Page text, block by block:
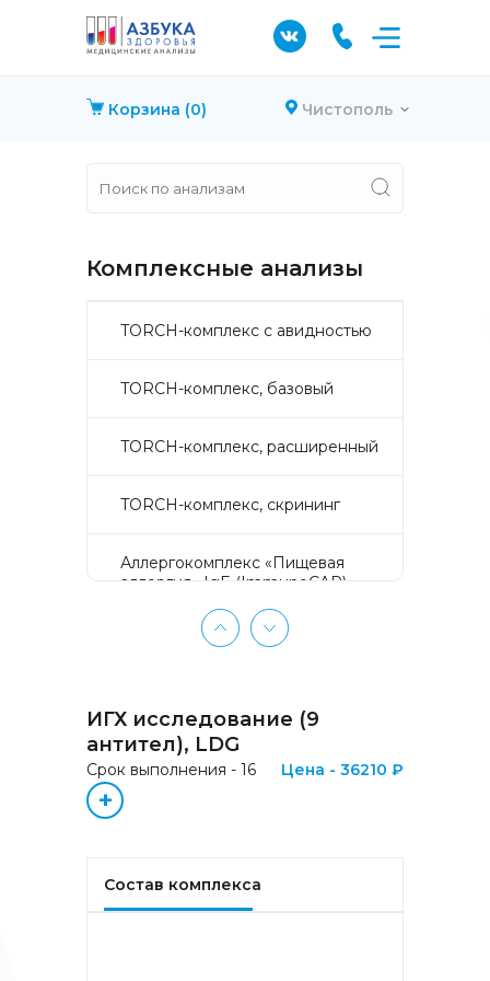
Корзина (0) Чистополь
Комплексные анализы
TORCH-комплекс с авидностью
TORCH-комплекс, базовый
TORCH-комплекс, расширенный
TORCH-комплекс, скрининг
Аллергокомплекс «Пищевая
аллергия» IgE (ImmunoCAP)
Треска f3, Пшеница f4, Арахис
f13, Соя f14, Фундук f17,
Аллергокомплекс «Прогноз
эффективности АСИТ
Букоцветные деревья» IgE
(ImmunoCAP) (Береза
аллергокомпонент, t215 rBet v1
PR-10, Береза
Аллергокомплекс «Прогноз
ИГХ исследование (9
антител), LDG
Срок выполнения - 16 Цена - 36210 ₽
+
Состав комплекса